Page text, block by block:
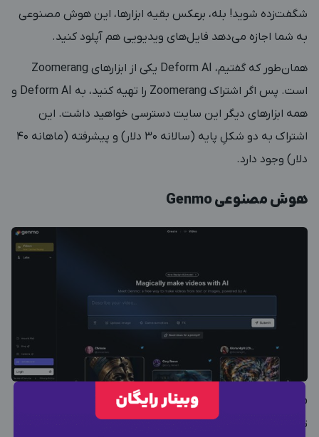
شگفت‌زده شوید! بله، برعکس بقیه ابزارها، این هوش مصنوعی
به شما اجازه می‌دهد فایل‌های ویدیویی هم آپلود کنید.
همان‌طور که گفتیم، Deform AI یکی از ابزارهای Zoomerang
است. پس اگر اشتراک Zoomerang را تهیه کنید، به Deform AI و
همه ابزارهای دیگر این سایت دسترسی خواهید داشت. این
اشتراک به دو شکلِ پایه (سالانه ۳۰ دلار) و پیشرفته (ماهانه ۴۰
دلار) وجود دارد.
هوش مصنوعی Genmo
Genmo یک ابزار هوش مصنوعی خاص برای انیمیشن‌سازی
تصاویر است؛ چون قابلیت چت کردن دارد، درست مثل چت